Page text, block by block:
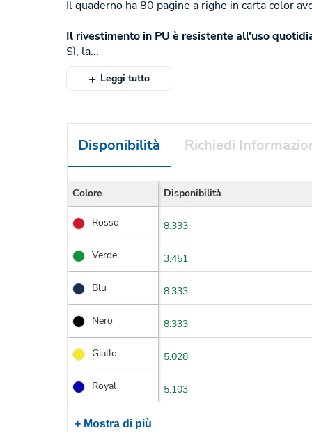
Il quaderno ha 80 pagine a righe in carta color
Il rivestimento in PU è resistente all'uso
Sì, la...
Leggi tutto
Disponibilità Richiedi
Colore Disponibilità
Rosso 8.333
Verde 3.451
Blu 8.333
Nero 8.333
Giallo 5.028
Royal 5.103
+ Mostra di più